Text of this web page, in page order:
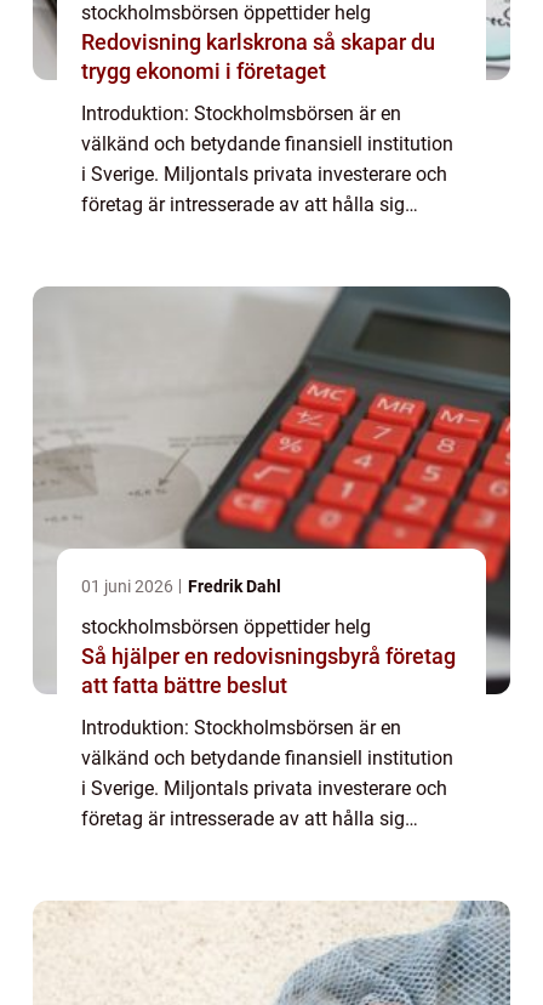
stockholmsbörsen öppettider helg
Redovisning karlskrona så skapar du
trygg ekonomi i företaget
Introduktion: Stockholmsbörsen är en
välkänd och betydande finansiell institution
i Sverige. Miljontals privata investerare och
företag är intresserade av att hålla sig
01 juni 2026 Fredrik Dahl
stockholmsbörsen öppettider helg
Så hjälper en redovisningsbyrå företag
att fatta bättre beslut
Introduktion: Stockholmsbörsen är en
välkänd och betydande finansiell institution
i Sverige. Miljontals privata investerare och
företag är intresserade av att hålla sig